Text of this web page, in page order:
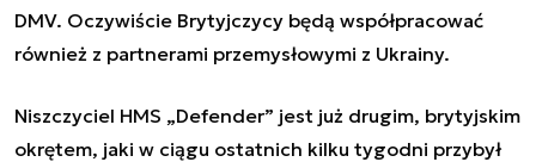
DMV. Oczywiście Brytyjczycy będą współpracować
również z partnerami przemysłowymi z Ukrainy.
Niszczyciel HMS „Defender” jest już drugim, brytyjskim
okrętem, jaki w ciągu ostatnich kilku tygodni przybył